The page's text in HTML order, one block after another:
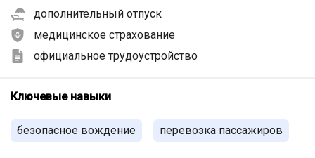
дополнительный отпуск
медицинское страхование
официальное трудоустройство
Ключевые навыки
безопасное вождение перевозка пассажиров